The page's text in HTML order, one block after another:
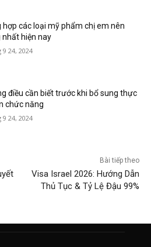
hợp các loại mỹ phẩm chị em nên
nhất hiện nay
9 24, 2024
điều cần biết trước khi bổ sung thực
chức năng
9 24, 2024
Bài tiếp theo
Visa Israel 2026: Hướng Dẫn
Thủ Tục & Tỷ Lệ Đậu 99%